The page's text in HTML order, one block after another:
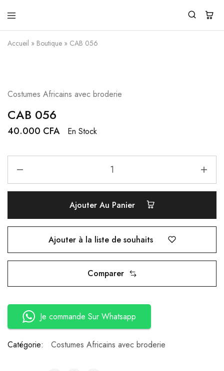
Pendita
Design
Vente
de
vêtements
Accueil » Boutique » CAB 056
Costumes Africains avec broderie
CAB 056
40.000 CFA En Stock
Ajouter Au Panier
Ajouter à la liste de souhaits
Comparer
Je commande Sur Whatsapp
Catégorie: Costumes Africains avec broderie